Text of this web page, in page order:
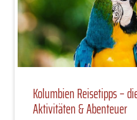
Kolumbien Reisetipps –
Aktivitäten & Abenteuer